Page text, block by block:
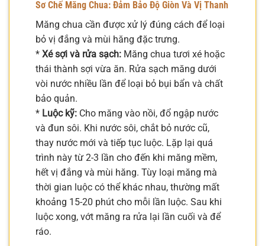
Sơ Chế Măng Chua: Đảm Bảo Độ Giòn Và Vị Thanh
Măng chua cần được xử lý đúng cách để loại
bỏ vị đắng và mùi hăng đặc trưng.
* Xé sợi và rửa sạch: Măng chua tươi xé hoặc
thái thành sợi vừa ăn. Rửa sạch măng dưới
vòi nước nhiều lần để loại bỏ bụi bẩn và chất
bảo quản.
* Luộc kỹ: Cho măng vào nồi, đổ ngập nước
và đun sôi. Khi nước sôi, chắt bỏ nước cũ,
thay nước mới và tiếp tục luộc. Lặp lại quá
trình này từ 2-3 lần cho đến khi măng mềm,
hết vị đắng và mùi hăng. Tùy loại măng mà
thời gian luộc có thể khác nhau, thường mất
khoảng 15-20 phút cho mỗi lần luộc. Sau khi
luộc xong, vớt măng ra rửa lại lần cuối và để
ráo.